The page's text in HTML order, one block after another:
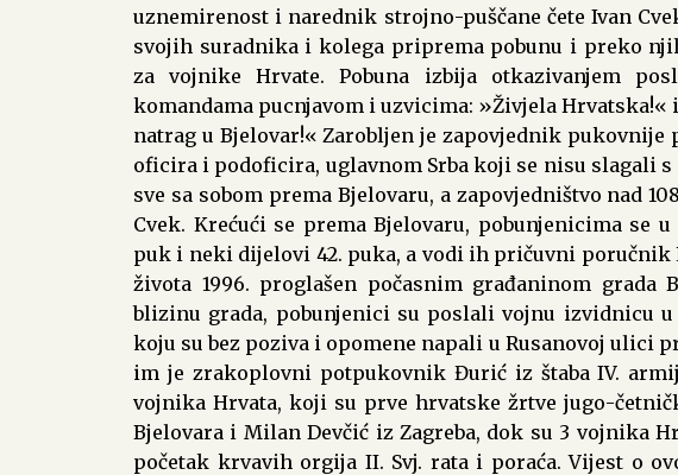
uznemirenost i narednik strojno-puščane čete Ivan
svojih suradnika i kolega priprema pobunu i preko
za vojnike Hrvate. Pobuna izbija otkazivanjem
komandama pucnjavom i uzvicima: »Živjela Hrvatska!«
natrag u Bjelovar!« Zarobljen je zapovjednik
oficira i podoficira, uglavnom Srba koji se nisu slagali
sve sa sobom prema Bjelovaru, a zapovjedništvo nad
Cvek. Krećući se prema Bjelovaru, pobunjenicima se
puk i neki dijelovi 42. puka, a vodi ih pričuvni poručnik
života 1996. proglašen počasnim građaninom grada
blizinu grada, pobunjenici su poslali vojnu izvidnicu
koju su bez poziva i opomene napali u Rusanovoj ulici
im je zrakoplovni potpukovnik Đurić iz štaba IV.
vojnika Hrvata, koji su prve hrvatske žrtve jugo-
Bjelovara i Milan Devčić iz Zagreba, dok su 3 vojnika
početak krvavih orgija II. Svj. rata i poraća. Vijest o